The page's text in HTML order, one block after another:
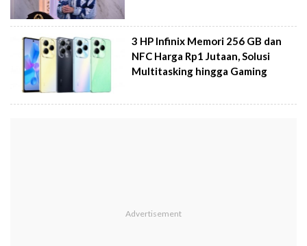
3 HP Infinix Memori 256 GB dan
NFC Harga Rp1 Jutaan, Solusi
Multitasking hingga Gaming